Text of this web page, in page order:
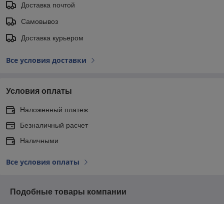
Доставка почтой
Самовывоз
Доставка курьером
Все условия доставки
Условия оплаты
Наложенный платеж
Безналичный расчет
Наличными
Все условия оплаты
Подобные товары компании